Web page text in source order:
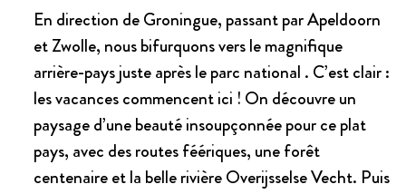
En direction de Groningue, passant par Apeldoorn
et Zwolle, nous bifurquons vers le magnifique
arrière-pays juste après le parc national . C’est clair :
les vacances commencent ici ! On découvre un
paysage d’une beauté insoupçonnée pour ce plat
pays, avec des routes féériques, une forêt
centenaire et la belle rivière Overijsselse Vecht. Puis